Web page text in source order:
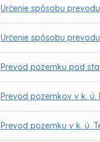
Určenie spôsobu
Určenie spôsobu
Prevod pozemku pod
Prevod pozemkov v k. ú.
Prevod pozemku v k. ú.